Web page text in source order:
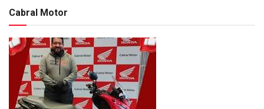
Cabral Motor